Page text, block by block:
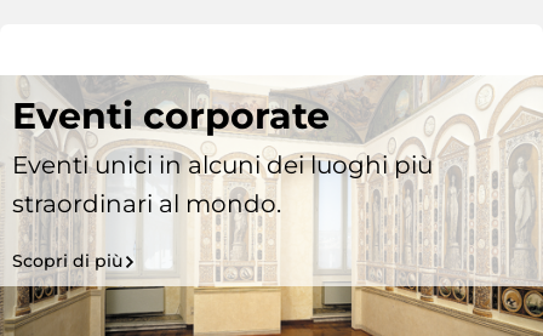
Eventi corporate
Eventi unici in alcuni dei luoghi più
straordinari al mondo.
Scopri di più